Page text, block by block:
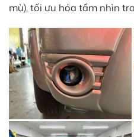
mù), tối ưu hóa tầm nhìn